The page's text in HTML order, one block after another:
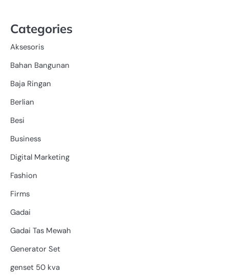
Categories
Aksesoris
Bahan Bangunan
Baja Ringan
Berlian
Besi
Business
Digital Marketing
Fashion
Firms
Gadai
Gadai Tas Mewah
Generator Set
genset 50 kva